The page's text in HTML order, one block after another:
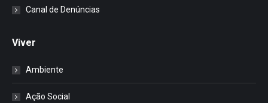
Canal de Denúncias
Viver
Ambiente
Ação Social